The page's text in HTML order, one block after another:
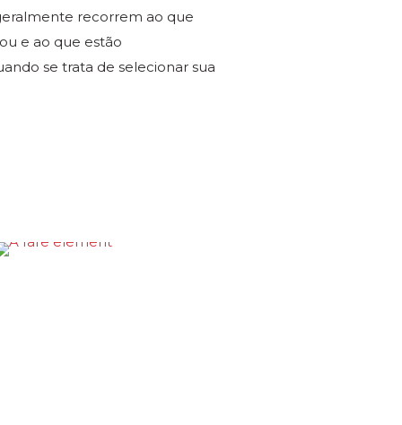
recorrem ao que
e ao que estão
se trata de selecionar sua